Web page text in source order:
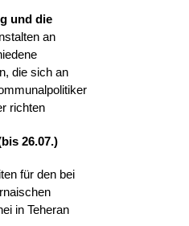
und die
an
die sich an
richten
26.07.)
für den bei
in Teheran